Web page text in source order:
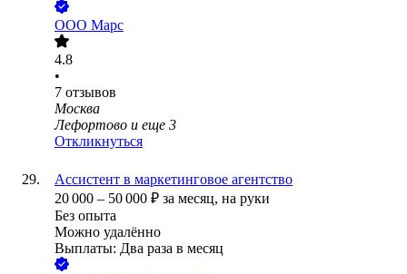
ООО Марс
4.8
•
7 отзывов
Москва
Лефортово и еще 3
Откликнуться
Ассистент в маркетинговое агентство
20 000 – 50 000 ₽ за месяц, на руки
Без опыта
Можно удалённо
Выплаты: Два раза в месяц